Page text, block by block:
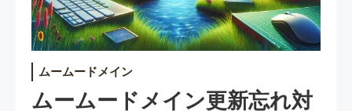
ムームードメイン
ムームードメイン更新忘れ対